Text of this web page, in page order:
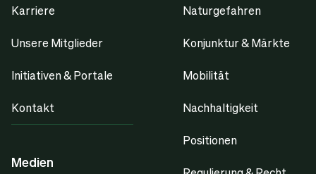
Karriere
Unsere Mitglieder
Initiativen & Portale
Kontakt
Medien
Naturgefahren
Konjunktur & Märkte
Mobilität
Nachhaltigkeit
Positionen